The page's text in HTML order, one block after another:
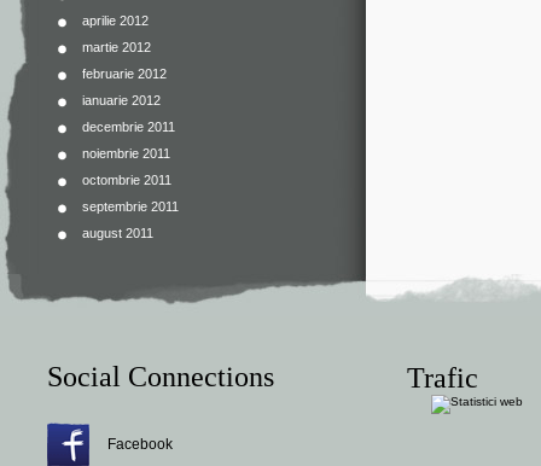
aprilie 2012
martie 2012
februarie 2012
ianuarie 2012
decembrie 2011
noiembrie 2011
octombrie 2011
septembrie 2011
august 2011
Social Connections
Facebook
Trafic